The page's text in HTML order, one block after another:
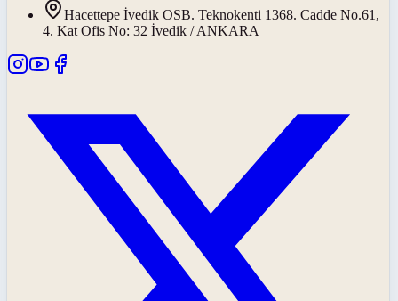
Hacettepe İvedik OSB. Teknokenti 1368. Cadde No.61,
4. Kat Ofis No: 32 İvedik / ANKARA